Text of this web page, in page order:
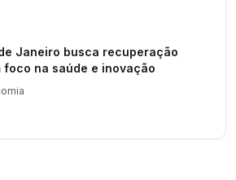
Janeiro busca recuperação
foco na saúde e inovação